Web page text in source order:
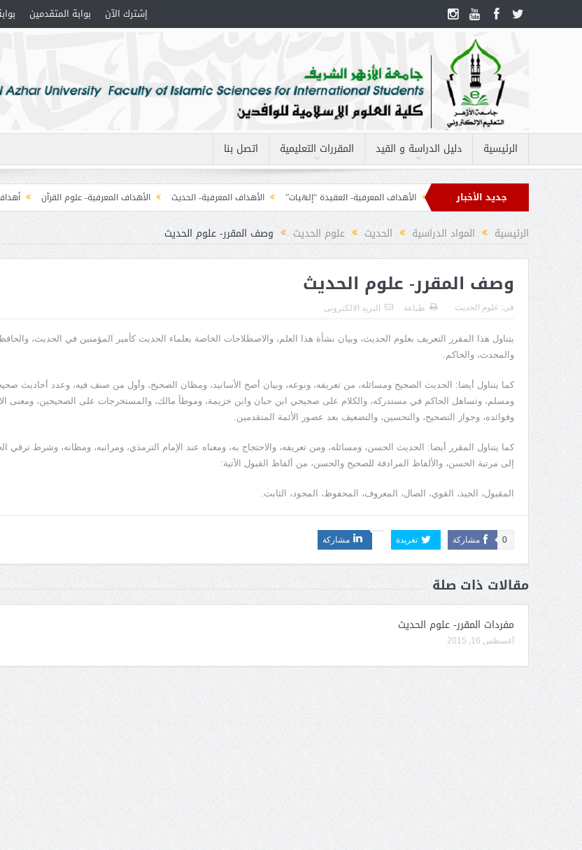
إشترك الآن بوابة المتقدمين
الرئيسية دليل الدراسة و القيد المقررات التعليمية اتصل بنا
جديد الأخبار
مفردات مقرر – الحاسب الآلى 2 الأهداف المعرفية- العقيدة “إلهيات” الأهداف المعرفية- الحديث الأهداف المعرفية- علوم القرآن أهداف مقرر –
2
الرئيسية المواد الدراسية الحديث علوم الحديث وصف المقرر- علوم الحديث
وصف المقرر- علوم الحديث
فى: علوم الحديث طباعة البريد الالكترونى
يتناول هذا المقرر التعريف بعلوم الحديث، وبيان نشأة هذا العلم، والاصطلاحات الخاصة بعلماء الحديث كأمير المؤمنين في الحديث،
والمحدث، والحاكم.
كما يتناول أيضا: الحديث الصحيح ومسائله، من تعريفه، ونوعه، وبيان أصح الأسانيد، ومظان الصحيح، وأول من صنف فيه، وعدد أحاديث
ومسلم، وتساهل الحاكم في مستدركه، والكلام على صحيحي ابن حبان وابن خزيمة، وموطأ مالك، والمستخرجات على الصحيحين، ومعنى
وفوائده، وجواز التصحيح، والتحسين، والتضعيف بعد عصور الأئمة المتقدمين.
كما يتناول المقرر أيضا: الحديث الحسن، ومسائله، ومن تعريفه، والاحتجاج به، ومعناه عند الإمام الترمذي، ومراتبه، ومظانه، وشرط ترقي
إلى مرتبة الحسن، والألفاظ المرادفة للصحيح والحسن، من ألفاظ القبول الآتية:
المقبول، الجيد، القوي، الصال، المعروف، المحفوظ، المجود، الثابت.
مشاركة 0 تغريدة مشاركة
مقالات ذات صلة
مفردات المقرر- علوم الحديث
أغسطس 16, 2015